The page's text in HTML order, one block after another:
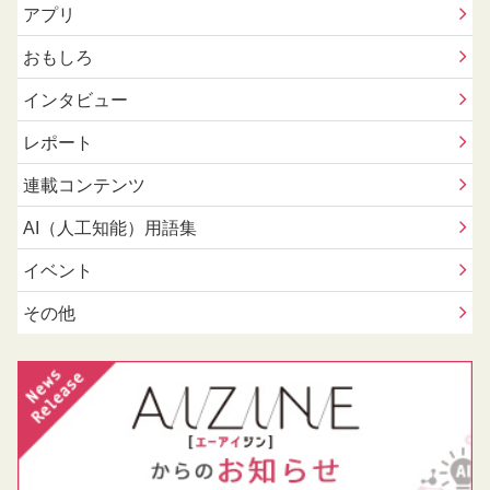
アプリ
おもしろ
インタビュー
レポート
連載コンテンツ
AI（人工知能）用語集
イベント
その他